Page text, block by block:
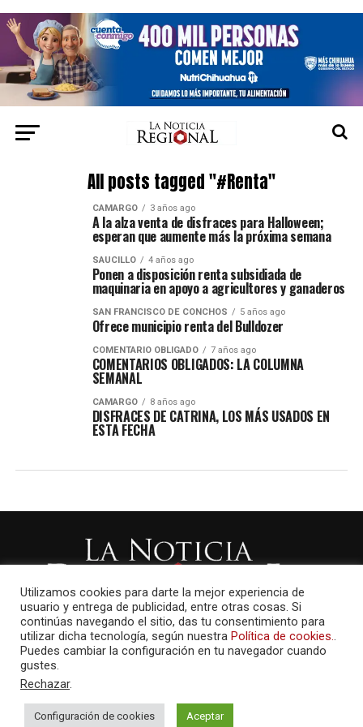
All posts tagged "#Renta"
CAMARGO 3 años ago
A la alza venta de disfraces para Halloween;
esperan que aumente más la próxima semana
SAUCILLO 4 años ago
Ponen a disposición renta subsidiada de
maquinaria en apoyo a agricultores y ganaderos
SAN FRANCISCO DE CONCHOS 5 años ago
Ofrece municipio renta del Bulldozer
COMENTARIO OBLIGADO 7 años ago
COMENTARIOS OBLIGADOS: LA COLUMNA
SEMANAL
CAMARGO 8 años ago
DISFRACES DE CATRINA, LOS MÁS USADOS EN
ESTA FECHA
Utilizamos cookies para darte la mejor experiencia de
usuario y entrega de publicidad, entre otras cosas. Si
continúas navegando el sitio, das tu consentimiento para
utilizar dicha tecnología, según nuestra Política de cookies..
Puedes cambiar la configuración en tu navegador cuando
gustes.
Rechazar.
Configuración de cookies Aceptar